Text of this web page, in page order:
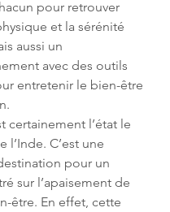
pour retrouver
et la sérénité
aussi un
avec des outils
entretenir le bien-être
certainement l’état le
l’Inde. C’est une
pour un
sur l’apaisement de
être. En effet, cette